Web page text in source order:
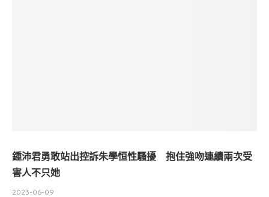
鍾沛君勇敢站出控訴朱學恒性騷擾 抱住強吻連續兩次受
害人不只她
2023-06-09